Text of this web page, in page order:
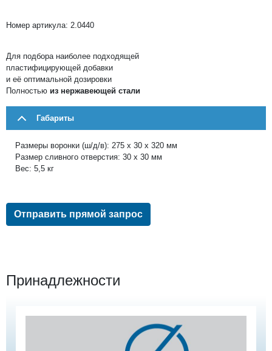
Номер артикула: 2.0440
Для подбора наиболее подходящей
пластифицирующей добавки
и её оптимальной дозировки
Полностью из нержавеющей стали
Габариты
Размеры воронки (ш/д/в): 275 х 30 х 320 мм
Размер сливного отверстия: 30 х 30 мм
Вес: 5,5 кг
Отправить прямой запрос
Принадлежности